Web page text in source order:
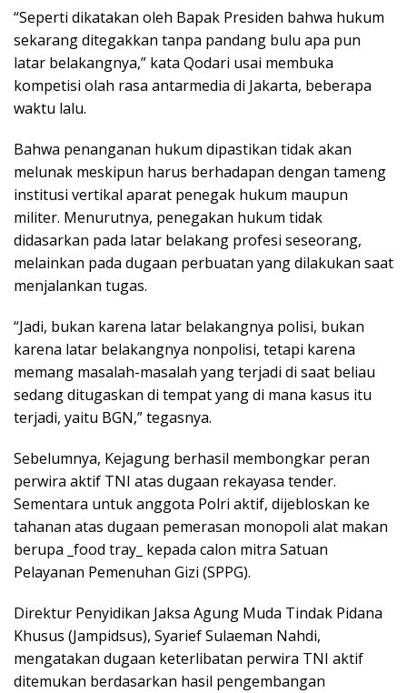
“Seperti dikatakan oleh Bapak Presiden bahwa hukum
sekarang ditegakkan tanpa pandang bulu apa pun
latar belakangnya,” kata Qodari usai membuka
kompetisi olah rasa antarmedia di Jakarta, beberapa
waktu lalu.
Bahwa penanganan hukum dipastikan tidak akan
melunak meskipun harus berhadapan dengan tameng
institusi vertikal aparat penegak hukum maupun
militer. Menurutnya, penegakan hukum tidak
didasarkan pada latar belakang profesi seseorang,
melainkan pada dugaan perbuatan yang dilakukan saat
menjalankan tugas.
“Jadi, bukan karena latar belakangnya polisi, bukan
karena latar belakangnya nonpolisi, tetapi karena
memang masalah-masalah yang terjadi di saat beliau
sedang ditugaskan di tempat yang di mana kasus itu
terjadi, yaitu BGN,” tegasnya.
Sebelumnya, Kejagung berhasil membongkar peran
perwira aktif TNI atas dugaan rekayasa tender.
Sementara untuk anggota Polri aktif, dijebloskan ke
tahanan atas dugaan pemerasan monopoli alat makan
berupa _food tray_ kepada calon mitra Satuan
Pelayanan Pemenuhan Gizi (SPPG).
Direktur Penyidikan Jaksa Agung Muda Tindak Pidana
Khusus (Jampidsus), Syarief Sulaeman Nahdi,
mengatakan dugaan keterlibatan perwira TNI aktif
ditemukan berdasarkan hasil pengembangan